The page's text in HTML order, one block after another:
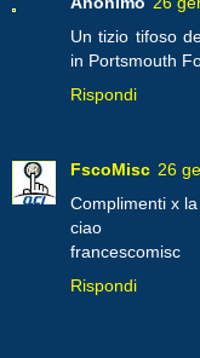
Un tizio tifoso
in Portsmouth
Rispondi
FscoMisc 26
Complimenti x la
ciao
francescomisc
Rispondi